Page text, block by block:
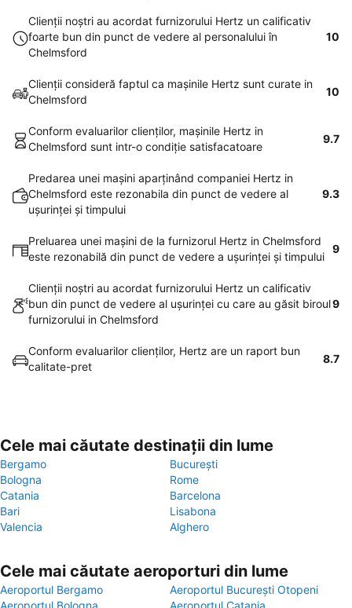
Clienţii noştri au acordat furnizorului Hertz un calificativ
foarte bun din punct de vedere al personalului în
Chelmsford
10
Clienţii consideră faptul ca maşinile Hertz sunt curate in
Chelmsford
10
Conform evaluarilor clienţilor, maşinile Hertz in
Chelmsford sunt intr-o condiţie satisfacatoare
9.7
Predarea unei maşini aparţinând companiei Hertz in
Chelmsford este rezonabila din punct de vedere al
uşurinţei şi timpului
9.3
Preluarea unei maşini de la furnizorul Hertz in Chelmsford
este rezonabilă din punct de vedere a uşurinţei şi timpului
9
Clienţii noştri au acordat furnizorului Hertz un calificativ
bun din punct de vedere al uşurinţei cu care au găsit biroul
furnizorului in Chelmsford
9
Conform evaluarilor clienţilor, Hertz are un raport bun
calitate-pret
8.7
Cele mai căutate destinații din lume
Bergamo
București
Bologna
Rome
Catania
Barcelona
Bari
Lisabona
Valencia
Alghero
Cele mai căutate aeroporturi din lume
Aeroportul Bergamo
Aeroportul București Otopeni
Aeroportul Bologna
Aeroportul Catania